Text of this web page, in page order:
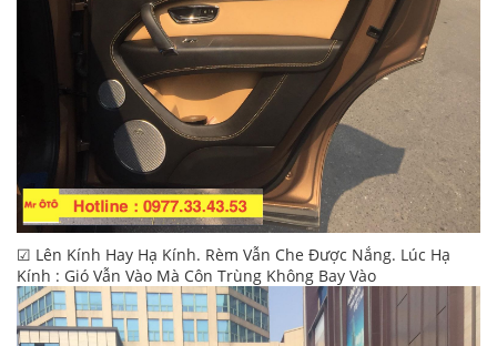
☑ Lên Kính Hay Hạ Kính. Rèm Vẫn Che Được Nắng. Lúc Hạ
Kính : Gió Vẫn Vào Mà Côn Trùng Không Bay Vào